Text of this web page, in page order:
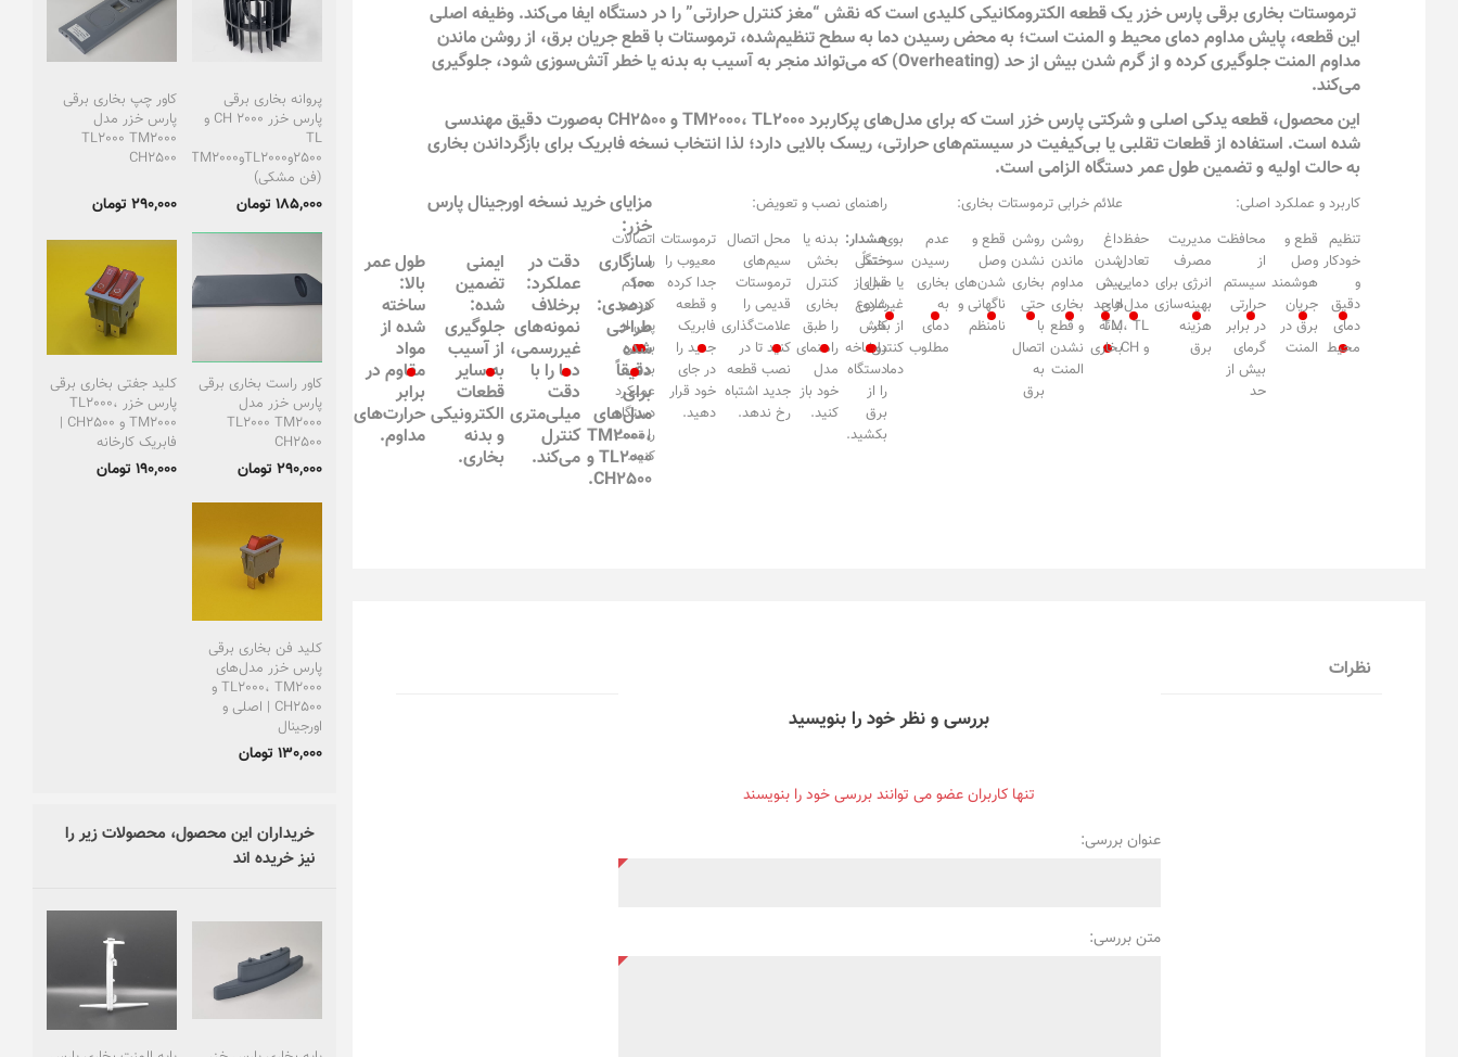
ترموستات بخاری برقی پارس خزر یک قطعه الکترومکانیکی کلیدی است که نقش “مغز کنترل حرارتی” را در دستگاه ایفا می‌کند. وظیفه اصلی
این قطعه، پایش مداوم دمای محیط و المنت است؛ به محض رسیدن دما به سطح تنظیم‌شده، ترموستات با قطع جریان برق، از روشن ماندن
مداوم المنت جلوگیری کرده و از گرم شدن بیش از حد (Overheating) که می‌تواند منجر به آسیب به بدنه یا خطر آتش‌سوزی شود، جلوگیری
می‌کند.
این محصول، قطعه یدکی اصلی و شرکتی پارس خزر است که برای مدل‌های پرکاربرد TM2000، TL2000 و CH2500 به‌صورت دقیق مهندسی
شده است. استفاده از قطعات تقلبی یا بی‌کیفیت در سیستم‌های حرارتی، ریسک بالایی دارد؛ لذا انتخاب نسخه فابریک برای بازگرداندن بخاری
به حالت اولیه و تضمین طول عمر دستگاه الزامی است.
کاربرد و عملکرد اصلی:
تنظیم
خودکار
و
دقیق
دمای
محیط
قطع و
وصل
هوشمند
جریان
برق در
المنت
محافظت
از
سیستم
حرارتی
در برابر
گرمای
بیش از
حد
مدیریت
مصرف
انرژی برای
بهینه‌سازی
هزینه
برق
حفظ
تعادل
دمایی در
مدل‌های
TM، TL
و CH
علائم خرابی ترموستات بخاری:
داغ
شدن
بیش
از حد
بدنه
بخاری
روشن
ماندن
مداوم
بخاری
و قطع
نشدن
المنت
روشن
نشدن
بخاری
حتی
با
اتصال
به
برق
قطع و
وصل
شدن‌های
ناگهانی و
نامنظم
عدم
رسیدن
بخاری
به
دمای
مطلوب
بوی
سوختگی
یا صدای
غیرعادی
از بخش
کنترل
دما
راهنمای نصب و تعویض:
هشدار:
حتماً
قبل از
شروع
کار،
دوشاخه
دستگاه
را از
برق
بکشید.
بدنه یا
بخش
کنترل
بخاری
را طبق
راهنمای
مدل
خود باز
کنید.
محل اتصال
سیم‌های
ترموستات
قدیمی را
علامت‌گذاری
کنید تا در
نصب قطعه
جدید اشتباه
رخ ندهد.
ترموستات
معیوب را
جدا کرده
و قطعه
فابریک
جدید را
در جای
خود قرار
دهید.
اتصالات
را
محکم
کرده و
پس از
بستن
بدنه،
عملکرد
دستگاه
را تست
کنید.
مزایای خرید نسخه اورجینال پارس
خزر:
سازگاری
۱۰۰
درصدی:
طراحی
شده
دقیقاً
برای
مدل‌های
TM2000،
TL2000 و
CH2500.
دقت در
عملکرد:
برخلاف
نمونه‌های
غیررسمی،
دما را با
دقت
میلی‌متری
کنترل
می‌کند.
ایمنی
تضمین
شده:
جلوگیری
از آسیب
به سایر
قطعات
الکترونیکی
و بدنه
بخاری.
طول عمر
بالا:
ساخته
شده از
مواد
مقاوم در
برابر
حرارت‌های
مداوم.
نظرات
بررسی و نظر خود را بنویسید
تنها کاربران عضو می توانند بررسی خود را بنویسند
عنوان بررسی:
متن بررسی:
پروانه بخاری برقی
پارس خزر CH 2000 و
TL
2500وTL2000وTM2000
(فن مشکی)
185,000 تومان
کاور چپ بخاری برقی
پارس خزر مدل
TL2000 TM2000
CH2500
290,000 تومان
کاور راست بخاری برقی
پارس خزر مدل
TL2000 TM2000
CH2500
290,000 تومان
کلید جفتی بخاری برقی
پارس خزر TL2000،
TM2000 و CH2500 |
فابریک کارخانه
190,000 تومان
کلید فن بخاری برقی
پارس خزر مدل‌های
TL2000، TM2000 و
CH2500 | اصلی و
اورجینال
130,000 تومان
خریداران این محصول، محصولات زیر را
نیز خریده اند